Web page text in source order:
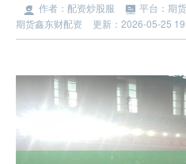
作者：配资炒股服
平台：期
期货鑫东财配资
更新：2026-05-25